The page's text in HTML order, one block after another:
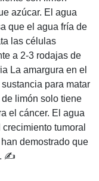
azúcar. El agua
que el agua fría de
las células
a 2-3 rodajas de
La amargura en el
para matar
limón solo tiene
el cáncer. El agua
tumoral
demostrado que
✍